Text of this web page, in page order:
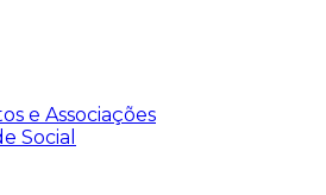
e Associações
Social